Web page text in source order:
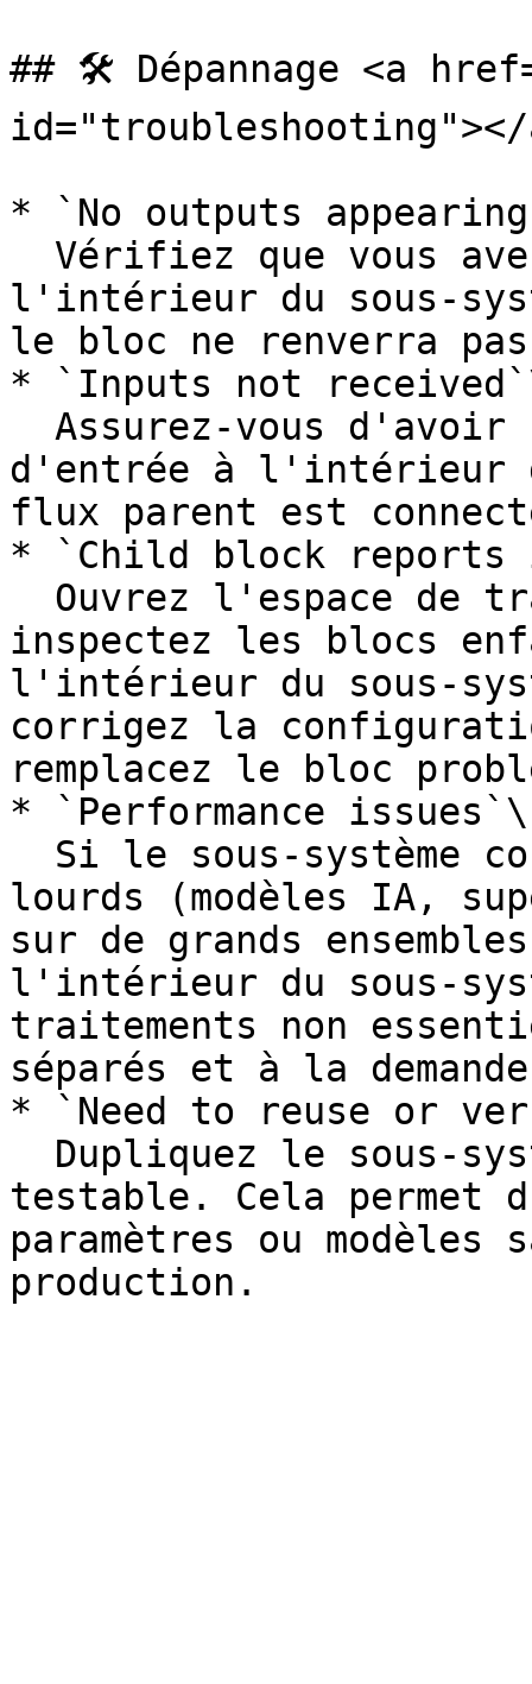
## 🛠️ Dépannage <a
id="troubleshooting"></
* `No outputs
l'intérieur du
le bloc ne renverra
* `Inputs not
d'entrée à l'intérieur
flux parent est
* `Child block
inspectez les blocs
l'intérieur du
corrigez la
remplacez le bloc
* `Performance issues`\
lourds (modèles IA,
sur de grands
l'intérieur du
traitements non
séparés et à la
* `Need to reuse or
testable. Cela permet
paramètres ou